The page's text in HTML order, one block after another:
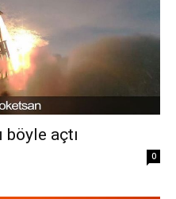
böyle açtı
0